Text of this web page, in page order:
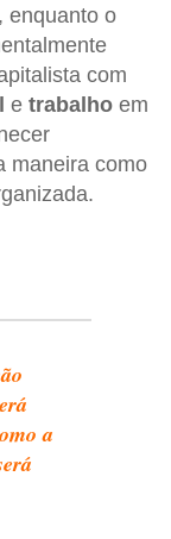
enquanto o
com
e trabalho em
maneira como
a